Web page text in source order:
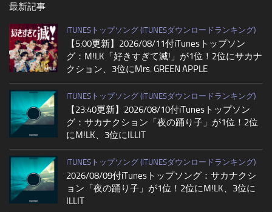
最新記事
ITUNESトップソング (ITUNESダウンロードランキング)
【5:00更新】2026/08/11付iTunesトップソン
グ：M!LK「好きすぎて滅!」が1位！2位にサカナ
クション、3位にMrs. GREEN APPLE
ITUNESトップソング (ITUNESダウンロードランキング)
【23:40更新】2026/08/10付iTunesトップソン
グ：サカナクション「夜の踊り子」が1位！2位
にM!LK、3位にILLIT
ITUNESトップソング (ITUNESダウンロードランキング)
2026/08/09付iTunesトップソング：サカナクシ
ョン「夜の踊り子」が1位！2位にM!LK、3位に
ILLIT